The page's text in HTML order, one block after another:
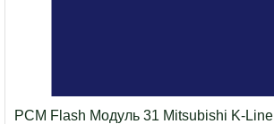
PCM Flash Модуль 31 Mitsubishi K-Line